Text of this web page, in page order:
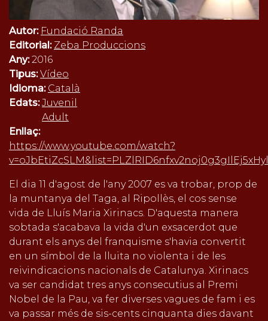
Autor: Fundació Randa
Editorial: Zeba Produccions
Any:2016
Tipus:Vídeo
Idioma: Català
Edats:Juvenil
Adult
Enllaç:
https://www.youtube.com/watch?
El dia 11 d'agost de l'any 2007 es va trobar, prop de
la muntanya del Taga, al Ripollès, el cos sense
vida de Lluís Maria Xirinacs. D'aquesta manera
sobtada s'acabava la vida d'un exsacerdot que
durant els anys del franquisme s'havia convertit
en un símbol de la lluita no violenta i de les
reivindicacions nacionals de Catalunya. Xirinacs
va ser candidat tres anys consecutius al Premi
Nobel de la Pau, va fer diverses vagues de fam i es
va passar més de sis-cents cinquanta dies davant